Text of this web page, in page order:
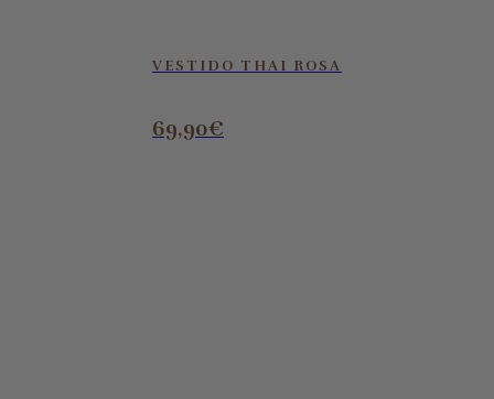
VESTIDO THAI ROSA
69,90€